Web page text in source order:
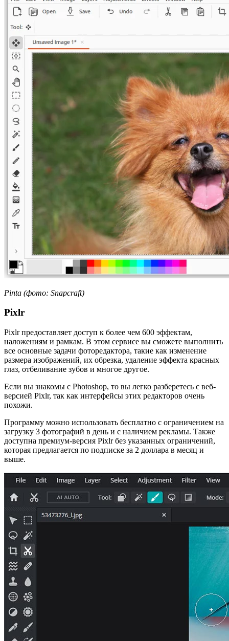
Pinta (фото: Snapcraft)
Pixlr
Pixlr предоставляет доступ к более чем 600 эффектам,
наложениям и рамкам. В этом сервисе вы сможете выполнить
все основные задачи фоторедактора, такие как изменение
размера изображений, их обрезка, удаление эффекта красных
глаз, отбеливание зубов и многое другое.
Если вы знакомы с Photoshop, то вы легко разберетесь с веб-
версией Pixlr, так как интерфейсы этих редакторов очень
похожи.
Программу можно использовать бесплатно с ограничением на
загрузку 3 фотографий в день и с наличием рекламы. Также
доступна премиум-версия Pixlr без указанных ограничений,
которая предлагается по подписке за 2 доллара в месяц и
выше.